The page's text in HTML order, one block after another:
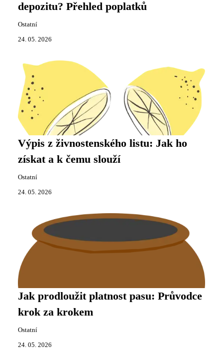
depozitu? Přehled poplatků
Ostatní
24. 05. 2026
Výpis z živnostenského listu: Jak ho
získat a k čemu slouží
Ostatní
24. 05. 2026
Jak prodloužit platnost pasu: Průvodce
krok za krokem
Ostatní
24. 05. 2026